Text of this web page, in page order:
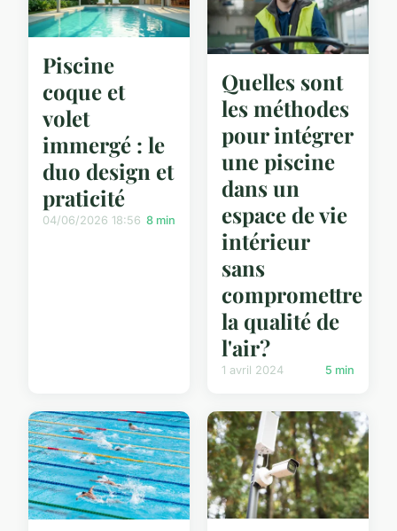
Piscine
coque et
volet
immergé : le
duo design et
praticité
04/06/2026 18:56 8 min
Quelles sont
les méthodes
pour intégrer
une piscine
dans un
espace de vie
intérieur
sans
compromettre
la qualité de
l'air?
1 avril 2024 5 min